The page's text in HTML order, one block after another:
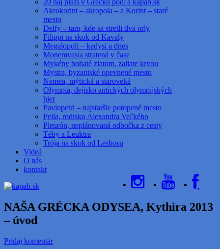
20 naj pláží v Grécku podľa kapab.sk
Akrokorint – akropola – a Korint – staré
mesto
Delfy – tam, kde sa stretli dva orly
Filippi na skok od Kavaly
Megalopoli – kedysi a dnes
Monemvasia stratená v čase
Mykény bohaté zlatom, zaliate krvou
Mystra, byzantské opevnené mesto
Nemea, mýtická a staroveká
Olympia, dejisko antických olympijských
hier
Pavlopetri – najstaršie potopené mesto
Pella, rodisko Alexandra Veľkého
Pleurón, neplánovaná odbočka z cesty
Téby a Leuktra
Trója na skok od Lesbosu
Videá
O nás
kontakt
NAŠA GRÉCKA ODYSEA, Kythira 2013
– úvod
Pridaj komentár